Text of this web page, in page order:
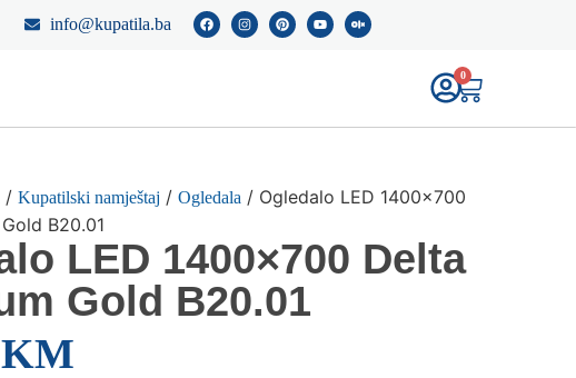
info@kupatila.ba
0
/ Kupatilski namještaj / Ogledala / Ogledalo LED 1400×700
B20.01
LED 1400×700 Delta
Gold B20.01
KM